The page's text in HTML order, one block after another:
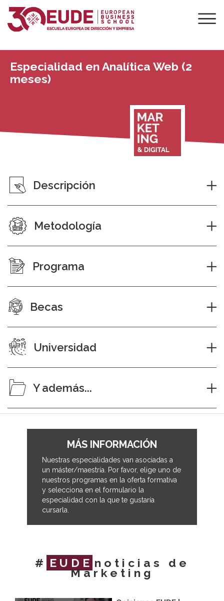
Especialidad en Analítica Web (2
meses)
Descripción
Metodología
Programa
Becas
Universidad
Y además...
MÁS INFORMACIÓN
Nuestras especialidades van asociadas a
un máster/maestría. Por favor, elige uno de
nuestros programas en la oferta formativa
y selecciona en el formulario la
especialidad con la que te gustaría
cursarla.
# EUDE noticias de
Marketing